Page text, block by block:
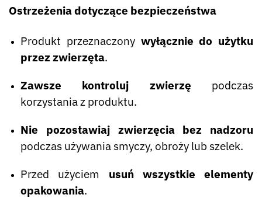
Ostrzeżenia dotyczące bezpieczeństwa
Produkt przeznaczony wyłącznie do użytku
przez zwierzęta.
Zawsze kontroluj zwierzę podczas
korzystania z produktu.
Nie pozostawiaj zwierzęcia bez nadzoru
podczas używania smyczy, obroży lub szelek.
Przed użyciem usuń wszystkie elementy
opakowania.